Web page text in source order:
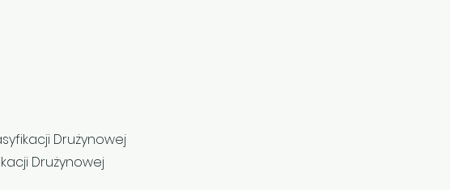
Drużynowej
Drużynowej